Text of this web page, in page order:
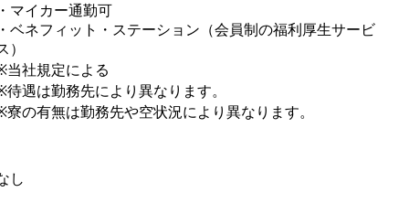
マイカー通勤可
ベネフィット・ステーション（会員制の福利厚生サービ
）
当社規定による
待遇は勤務先により異なります。
寮の有無は勤務先や空状況により異なります。
し